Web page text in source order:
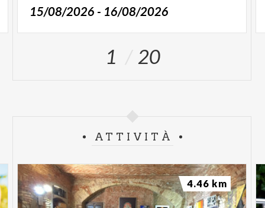
15/08/2026 - 16/08/2026
1 20
ATTIVITÀ
4.46 km